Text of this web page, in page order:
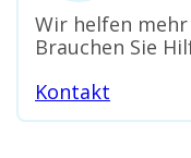
Wir helfen mehr
Brauchen Sie
Kontakt